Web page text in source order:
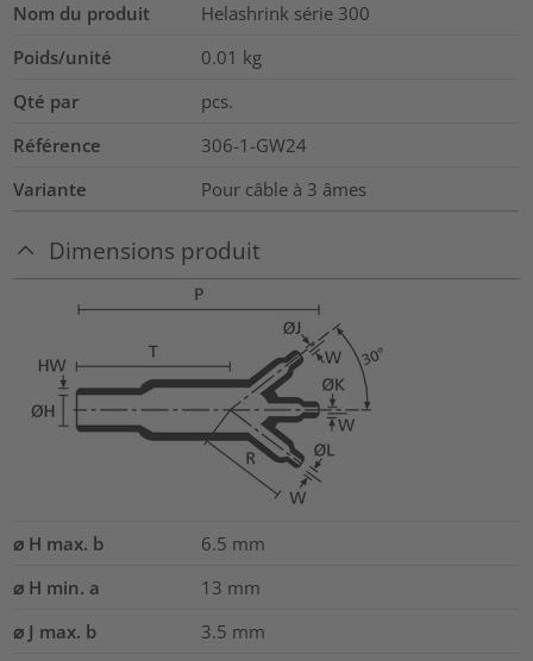
Nom du produit
Helashrink série 300
Poids/unité
0.01 kg
Qté par
pcs.
Référence
306-1-GW24
Variante
Pour câble à 3 âmes
Dimensions produit
⌀ H max. b 6.5 mm
⌀ H min. a
13 mm
⌀ J max. b
3.5 mm